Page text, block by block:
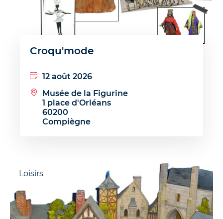
Croqu'mode
12 août 2026
Musée de la Figurine
1 place d'Orléans
60200
Compiègne
Loisirs